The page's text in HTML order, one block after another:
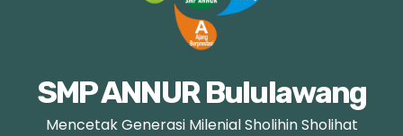
SMP ANNUR Bululawang
Mencetak Generasi Milenial Sholihin Sholihat